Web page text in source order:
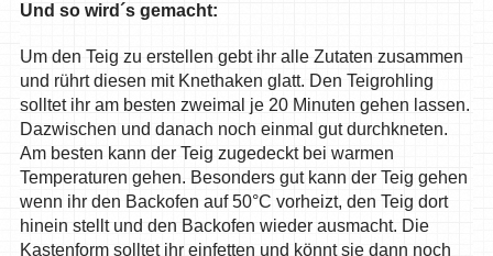
Und so wird´s gemacht:
Um den Teig zu erstellen gebt ihr alle Zutaten zusammen
und rührt diesen mit Knethaken glatt. Den Teigrohling
solltet ihr am besten zweimal je 20 Minuten gehen lassen.
Dazwischen und danach noch einmal gut durchkneten.
Am besten kann der Teig zugedeckt bei warmen
Temperaturen gehen. Besonders gut kann der Teig gehen
wenn ihr den Backofen auf 50°C vorheizt, den Teig dort
hinein stellt und den Backofen wieder ausmacht. Die
Kastenform solltet ihr einfetten und könnt sie dann noch